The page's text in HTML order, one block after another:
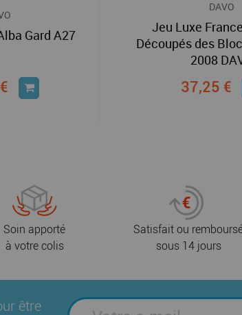
Gard A27
DAVO
Jeu Luxe
Découpés des
2008
37,25 €
Soin apporté
à votre colis
Satisfait ou
sous 14 jours
être